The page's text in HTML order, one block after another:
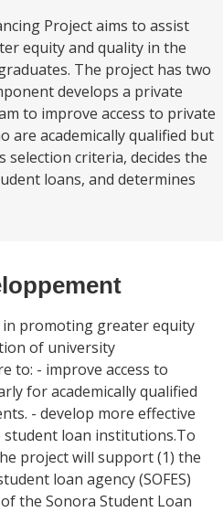
Project aims to assist
equity and quality in the
The project has two
develops a private
to improve access to private
are academically qualified but
selection criteria, decides the
loans, and determines
promoting greater equity
of university
to: - improve access to
for academically qualified
- develop more effective
student loan institutions.To
project will support (1) the
loan agency (SOFES)
the Sonora Student Loan